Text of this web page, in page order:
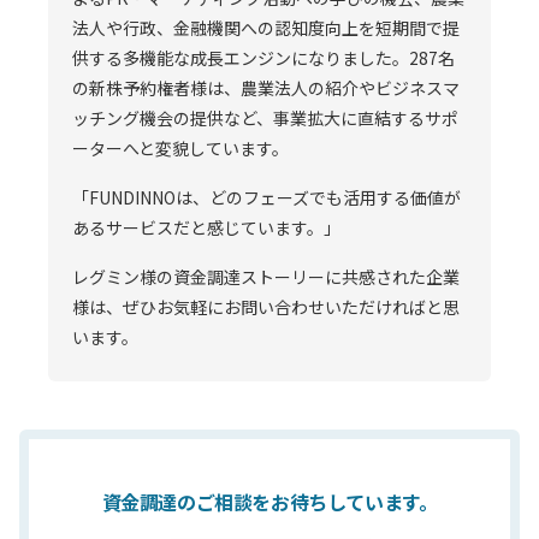
法人や行政、金融機関への認知度向上を短期間で提
供する多機能な成長エンジンになりました。287名
の新株予約権者様は、農業法人の紹介やビジネスマ
ッチング機会の提供など、事業拡大に直結するサポ
ーターへと変貌しています。
「FUNDINNOは、どのフェーズでも活用する価値が
あるサービスだと感じています。」
レグミン様の資金調達ストーリーに共感された企業
様は、ぜひお気軽にお問い合わせいただければと思
います。
資金調達のご相談をお待ちしています。